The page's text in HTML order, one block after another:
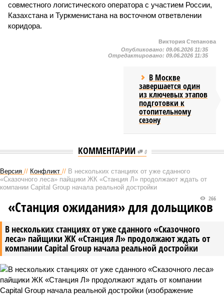
совместного логистического оператора с участием России,
Казахстана и Туркменистана на восточном ответвлении
коридора.
Виктория Степанова
Опубликовано: 09.06.2026 11:35
Отредактировано: 09.06.2026 11:35
В Москве
завершается один
из ключевых этапов
подготовки к
отопительному
сезону
КОММЕНТАРИИ 0
Версия // Конфликт // В нескольких станциях от уже сданного
«Сказочного леса» пайщики ЖК «Станция Л» продолжают ждать от
компании Capital Group начала реальной достройки
В нескольких станциях от уже сданного «Сказочного
леса» пайщики ЖК «Станция Л» продолжают ждать от
компании Capital Group начала реальной достройки
266
«Станция ожидания» для дольщиков